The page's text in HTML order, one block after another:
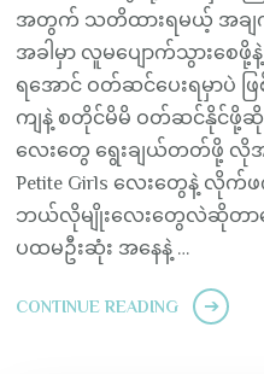
အတွက် သတိထားရမယ့် အခ
အခါမှာ လူမပျောက်သွားစ
ရအောင် ဝတ်ဆင်ပေးရမှာပဲ
ကျနဲ့ စတိုင်မိမိ ဝတ်ဆင်နိုင်ဖို့ဆို
လေးတွေ ရွေးချယ်တတ်ဖို့ လိုအ
Petite Girls လေးတွေနဲ့ လို
ဘယ်လိုမျိုးလေးတွေလဲဆိုတာ
ပထမဦးဆုံး အနေနဲ့ …
CONTINUE READING